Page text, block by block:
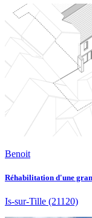
Benoit
Réhabilitation d'une
Is-sur-Tille (21120)